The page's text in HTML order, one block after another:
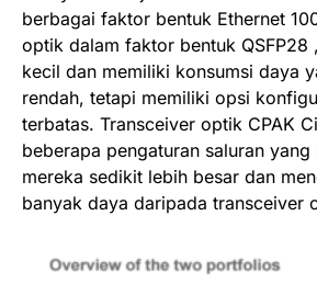
berbagai faktor bentuk Ethernet
optik dalam faktor bentuk QSFP28
kecil dan memiliki konsumsi daya
rendah, tetapi memiliki opsi
terbatas. Transceiver optik CPAK
beberapa pengaturan saluran
mereka sedikit lebih besar dan
banyak daya daripada transceiver